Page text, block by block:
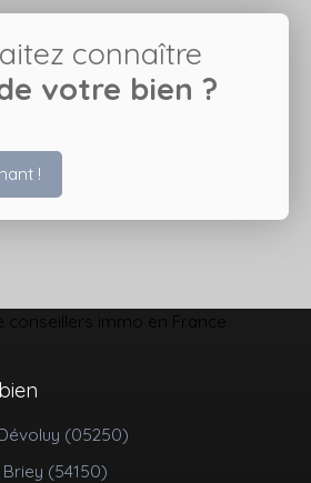
connaître
votre bien ?
!
(05250)
(54150)